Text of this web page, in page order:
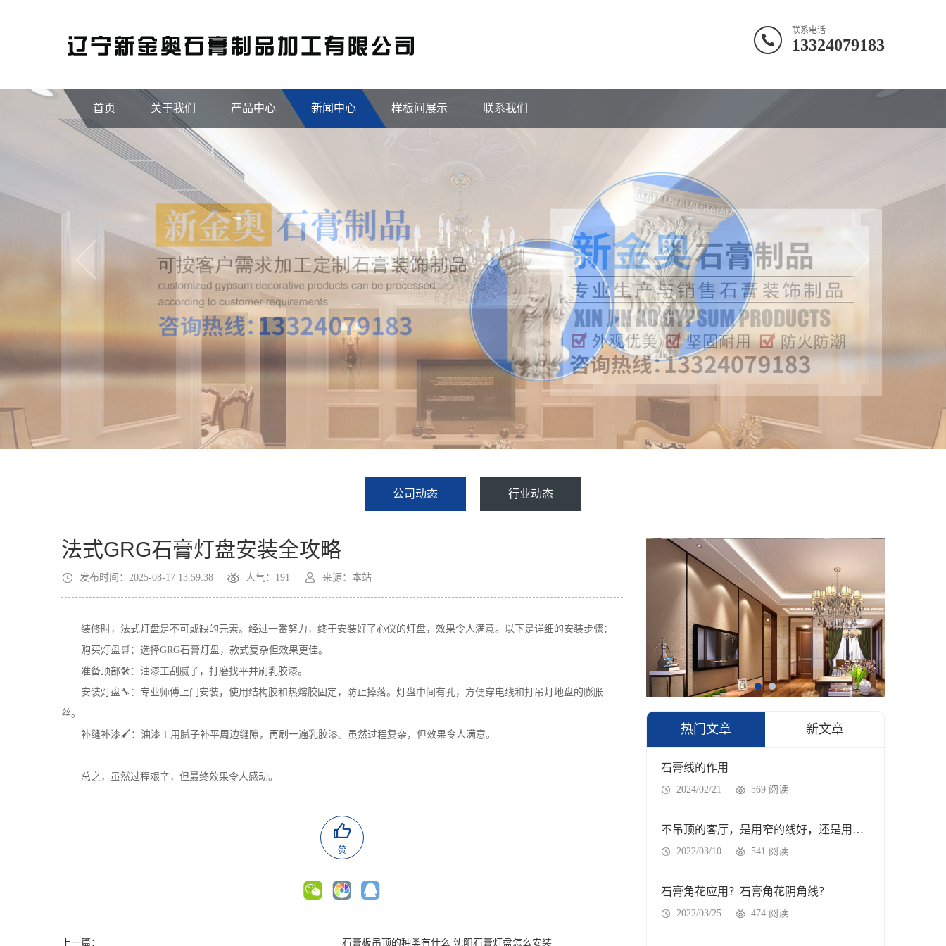
联系电话
13324079183
首页 关于我们 产品中心 新闻中心 样板间展示 联系我们
公司动态 行业动态
法式GRG石膏灯盘安装全攻略
发布时间：2025-08-17 13:59:38 人气：191 来源：本站
装修时，法式灯盘是不可或缺的元素。经过一番努力，终于安装好了心仪的灯盘，效果令人满意。以下是详细的安装步骤：
购买灯盘🛒：选择GRG石膏灯盘，款式复杂但效果更佳。
准备顶部🛠️：油漆工刮腻子，打磨找平并刷乳胶漆。
安装灯盘🔧：专业师傅上门安装，使用结构胶和热熔胶固定，防止掉落。灯盘中间有孔，方便穿电线和打吊灯地盘的膨胀
丝。
补缝补漆🖌️：油漆工用腻子补平周边缝隙，再刷一遍乳胶漆。虽然过程复杂，但效果令人满意。
总之，虽然过程艰辛，但最终效果令人感动。
赞
上一篇： 石膏板吊顶的种类有什么 沈阳石膏灯盘怎么安装
热门文章 新文章
石膏线的作用
2024/02/21 569 阅读
不吊顶的客厅，是用窄的线好，还是用宽的线好
2022/03/10 541 阅读
石膏角花应用？石膏角花阴角线？
2022/03/25 474 阅读